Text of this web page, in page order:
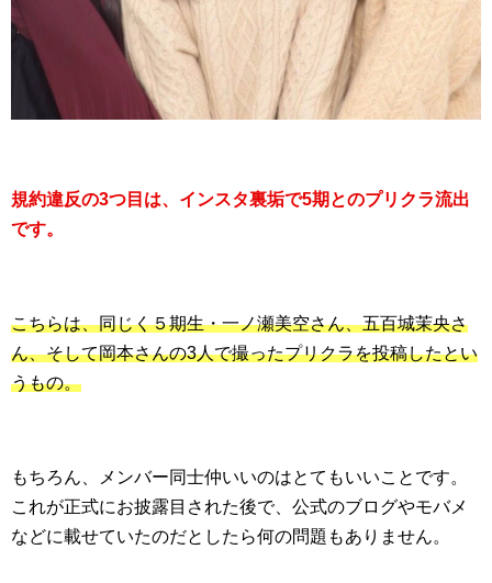
規約違反の3つ目は、インスタ裏垢で5期とのプリクラ流出
です。
こちらは、同じく５期生・一ノ瀬美空さん、五百城茉央さ
ん、そして岡本さんの3人で撮ったプリクラを投稿したとい
うもの。
もちろん、メンバー同士仲いいのはとてもいいことです。
これが正式にお披露目された後で、公式のブログやモバメ
などに載せていたのだとしたら何の問題もありません。